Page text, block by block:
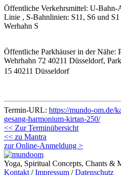
Öffentliche Verkehrsmittel: U-Bahn-
Linie , S-Bahnlinien: S11, S6 und
Werhahn S
Öffentliche Parkhäuser in der Nähe:
Wehrhahn 72 40211 Düsseldorf,
15 40211 Düsseldorf
Termin-URL: https://mundo-om.de/
gesang-harmonium-kirtan-250/
<< Zur Terminübersicht
<< zu Mantra
zur Online-Anmeldung >
Yoga, Spiritual Concepts, Chants &
Kontakt /Impressum /Datenschutz